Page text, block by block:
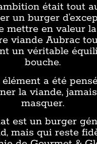
était tout
un burger
mettre en valeur
viande Aubrac
un véritable
bouche.
a été
la viande,
masquer.
est un burger
mais qui reste